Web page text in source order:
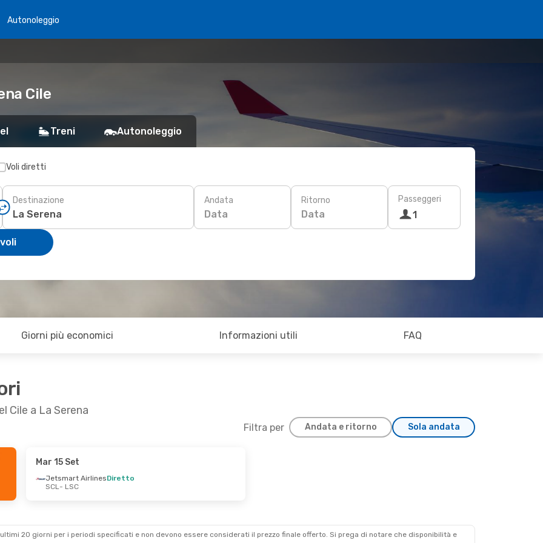
Autonoleggio
Cile
Treni Autonoleggio
Voli diretti
Destinazione Andata
Data
Ritorno
Data
Passeggeri
1
Giorni più economici Informazioni utili FAQ
Cile a La Serena
Filtra per Andata e ritorno Sola andata
Mar 15 Set
Jetsmart AirlinesDiretto
SCL- LSC
20 giorni per i periodi specificati e non devono essere considerati il ​​prezzo finale offerto. Si prega di notare che disponibilità e